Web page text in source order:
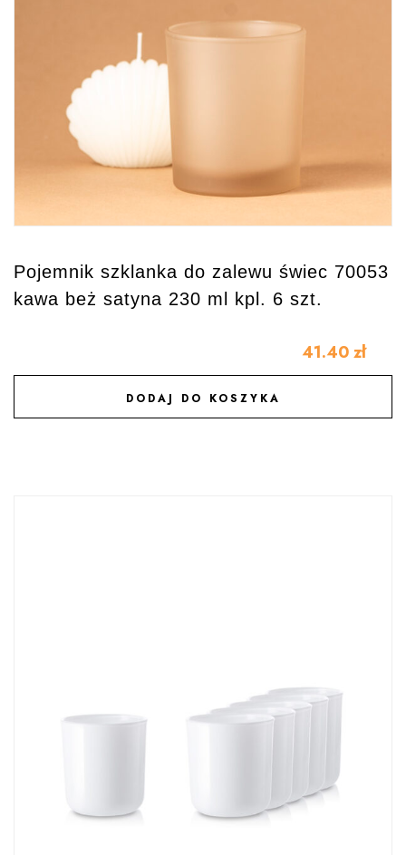
Pojemnik szklanka do zalewu świec 70053
kawa beż satyna 230 ml kpl. 6 szt.
41.40 zł
DODAJ DO KOSZYKA
DODAJ DO ULUBIONYCH